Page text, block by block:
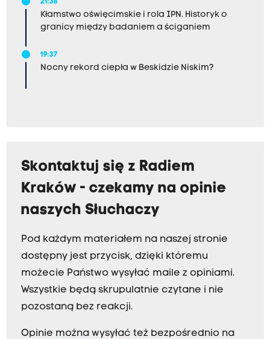
21:38
Kłamstwo oświęcimskie i rola IPN. Historyk o
granicy między badaniem a ściganiem
19:37
Nocny rekord ciepła w Beskidzie Niskim?
Skontaktuj się z Radiem
Kraków - czekamy na opinie
naszych Słuchaczy
Pod każdym materiałem na naszej stronie
dostępny jest przycisk, dzięki któremu
możecie Państwo wysyłać maile z opiniami.
Wszystkie będą skrupulatnie czytane i nie
pozostaną bez reakcji.
Opinie można wysyłać też bezpośrednio na